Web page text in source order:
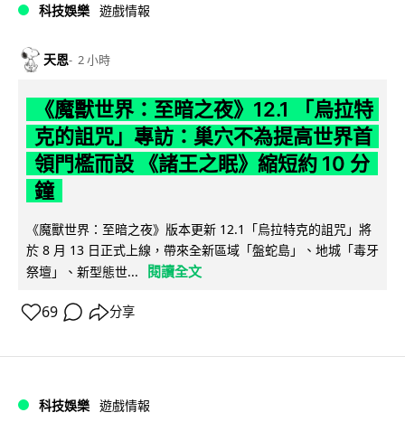
科技娛樂 遊戲情報
天恩 2 小時
《魔獸世界：至暗之夜》12.1 「烏拉特
克的詛咒」專訪：巢穴不為提高世界首
領門檻而設 《諸王之眠》縮短約 10 分
鐘
《魔獸世界：至暗之夜》版本更新 12.1「烏拉特克的詛咒」將
於 8 月 13 日正式上線，帶來全新區域「盤蛇島」、地城「毒牙
祭壇」、新型態世...
閱讀全文
69 分享
科技娛樂 遊戲情報